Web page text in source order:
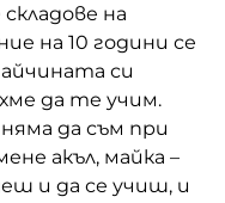
на
на 10 години се
си
да те учим.
да съм при
акъл, майка –
и да се учиш, и